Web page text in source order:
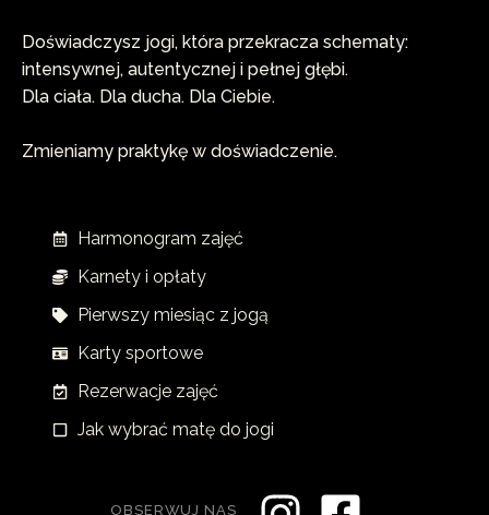
Doświadczysz jogi, która przekracza schematy:
intensywnej, autentycznej i pełnej głębi.
Dla ciała. Dla ducha. Dla Ciebie.
Zmieniamy praktykę w doświadczenie.
Harmonogram zajęć
Karnety i opłaty
Pierwszy miesiąc z jogą
Karty sportowe
Rezerwacje zajęć
Jak wybrać matę do jogi
OBSERWUJ NAS